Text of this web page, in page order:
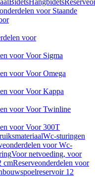
BidetsHangbidets
voor Staande
voor
voor Voor Sigma
voor Voor Omega
voor Voor Kappa
voor Voor Twinline
voor Voor 300T
Wc-sturingen
voor Wc-
Voor netvoeding, voor
cmReserveonderdelen voor
12